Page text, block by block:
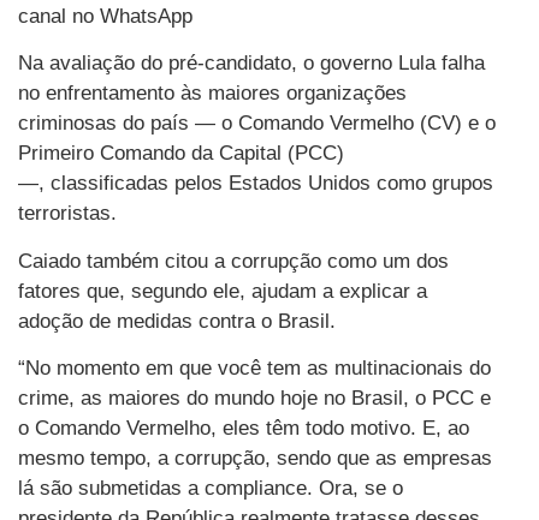
canal no WhatsApp
Na avaliação do pré-candidato, o governo Lula falha
no enfrentamento às maiores organizações
criminosas do país — o Comando Vermelho (CV) e o
Primeiro Comando da Capital (PCC)
—, classificadas pelos Estados Unidos como grupos
terroristas.
Caiado também citou a corrupção como um dos
fatores que, segundo ele, ajudam a explicar a
adoção de medidas contra o Brasil.
“No momento em que você tem as multinacionais do
crime, as maiores do mundo hoje no Brasil, o PCC e
o Comando Vermelho, eles têm todo motivo. E, ao
mesmo tempo, a corrupção, sendo que as empresas
lá são submetidas a compliance. Ora, se o